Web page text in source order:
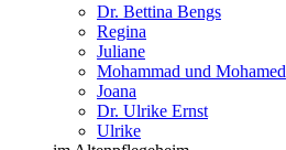
Dr. Bettina Bengs
Regina
Juliane
Mohammad und Mohamed
Joana
Dr. Ulrike Ernst
Ulrike